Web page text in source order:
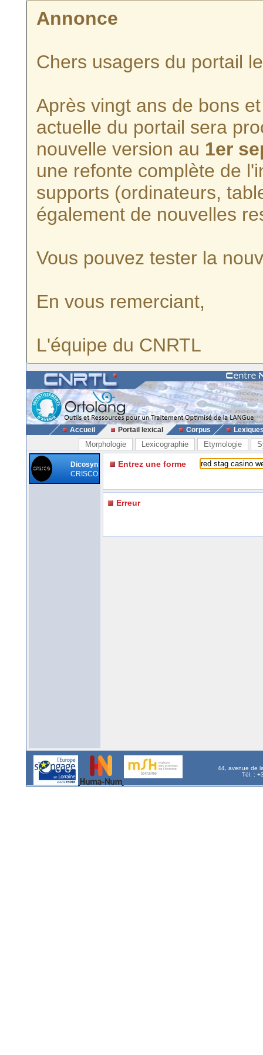
Annonce
Chers usagers du portail
Après vingt ans de bons
actuelle du portail sera
nouvelle version au 1er
une refonte complète de
supports (ordinateurs,
également de nouvelles
Vous pouvez tester la
En vous remerciant,
L'équipe du CNRTL
Accueil Portail lexical Corpus
Morphologie Lexicographie Etymologie
Dicosyn
CRISCO
Entrez une forme
Erreur
44, avenue de
Tél. :